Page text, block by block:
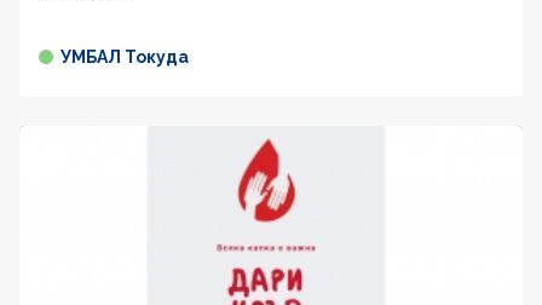
УМБАЛ Токуда